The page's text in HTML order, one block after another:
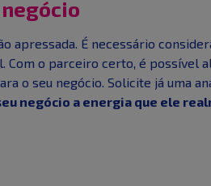
apressada. É necessário
o parceiro certo, é possível
o seu negócio. Solicite já uma
negócio a energia que ele